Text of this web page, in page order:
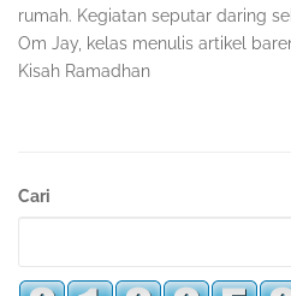
rumah. Kegiatan seputar daring
Om Jay, kelas menulis artikel
Kisah Ramadhan
Sidebar
Cari